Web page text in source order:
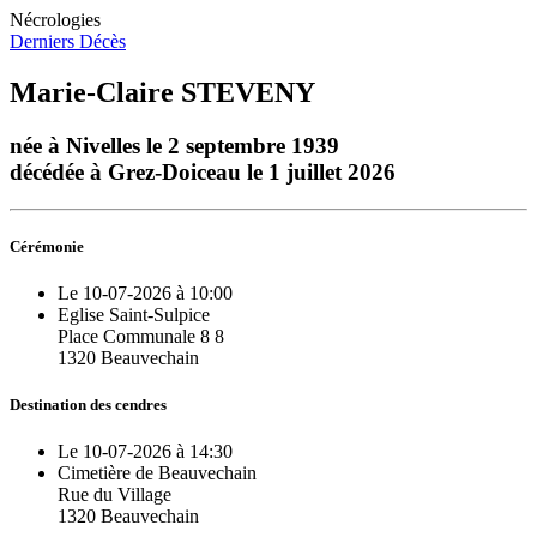
Nécrologies
Derniers Décès
Marie-Claire STEVENY
née à Nivelles le 2 septembre 1939
décédée à Grez-Doiceau le 1 juillet 2026
Cérémonie
Le 10-07-2026 à 10:00
Eglise Saint-Sulpice
Place Communale 8 8
1320 Beauvechain
Destination des cendres
Le 10-07-2026 à 14:30
Cimetière de Beauvechain
Rue du Village
1320 Beauvechain